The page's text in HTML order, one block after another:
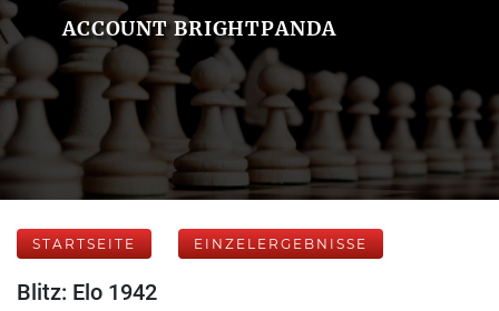
ACCOUNT BRIGHTPANDA
STARTSEITE EINZELERGEBNISSE
Blitz: Elo 1942